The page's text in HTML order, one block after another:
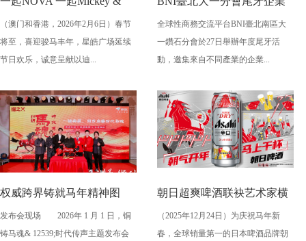
Friends 星皓广场喜迎梦幻新
春火车和“米奇与好友 ” 主题
（澳门和香港，2026年2月6日）春节
将至，喜迎骏马丰年，星皓广场延续
节日欢乐，诚意呈献以迪...
主齊聚 見證夢雀清酒首登台
全球性商務交流平台BNI臺北南區大
一鑽石分會於27日舉辦年度尾牙活
動，邀集來自不同產業的企業...
权威跨界铸就马年精神图
腾！“铜铸马魂・时代传
发布会现场 2026年 1 月 1 日，铜
铸马魂& 12539;时代传声主题发布会
朝日超爽啤酒联袂艺术家横
山裕一 推出马年新春限量版
（2025年12月24日）为庆祝马年新
春，全球销量第一的日本啤酒品牌朝